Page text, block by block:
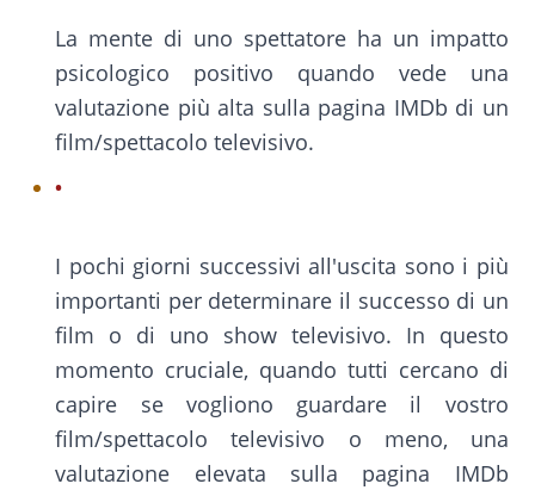
La mente di uno spettatore ha un impatto
psicologico positivo quando vede una
valutazione più alta sulla pagina IMDb di un
film/spettacolo televisivo.
I pochi giorni successivi all'uscita sono i più
importanti per determinare il successo di un
film o di uno show televisivo. In questo
momento cruciale, quando tutti cercano di
capire se vogliono guardare il vostro
film/spettacolo televisivo o meno, una
valutazione elevata sulla pagina IMDb